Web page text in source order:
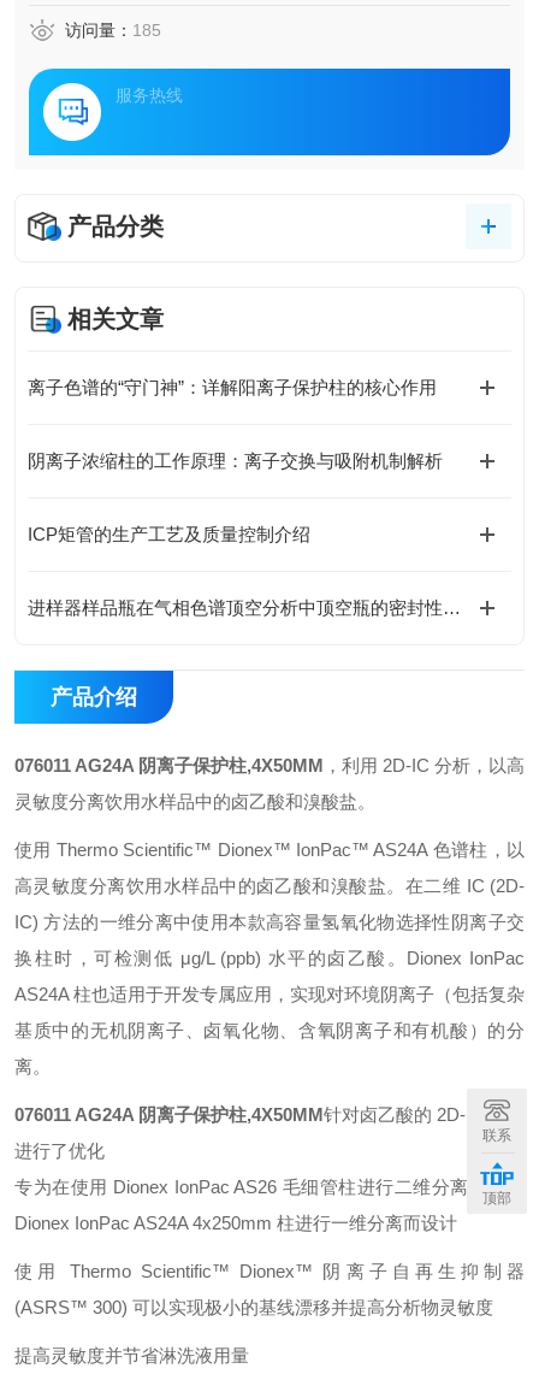
访问量： 185
服务热线
产品分类
相关文章
离子色谱的“守门神”：详解阳离子保护柱的核心作用
阴离子浓缩柱的工作原理：离子交换与吸附机制解析
ICP矩管的生产工艺及质量控制介绍
进样器样品瓶在气相色谱顶空分析中顶空瓶的密封性与耐压性测试
产品介绍
076011 AG24A 阴离子保护柱,4X50MM ，利用 2D-IC 分析，以高
灵敏度分离饮用水样品中的卤乙酸和溴酸盐。
使用 Thermo Scientific™ Dionex™ IonPac™ AS24A 色谱柱，以
高灵敏度分离饮用水样品中的卤乙酸和溴酸盐。在二维 IC (2D-
IC) 方法的一维分离中使用本款高容量氢氧化物选择性阴离子交
换柱时，可检测低 μg/L (ppb) 水平的卤乙酸。Dionex IonPac
AS24A 柱也适用于开发专属应用，实现对环境阴离子（包括复杂
基质中的无机阴离子、卤氧化物、含氧阴离子和有机酸）的分
离。
076011 AG24A 阴离子保护柱,4X50MM针对卤乙酸的 2D-IC 测定
进行了优化
专为在使用 Dionex IonPac AS26 毛细管柱进行二维分离前使用
Dionex IonPac AS24A 4x250mm 柱进行一维分离而设计
使用 Thermo Scientific™ Dionex™ 阴离子自再生抑制器
(ASRS™ 300) 可以实现极小的基线漂移并提高分析物灵敏度
提高灵敏度并节省淋洗液用量
联系
顶部